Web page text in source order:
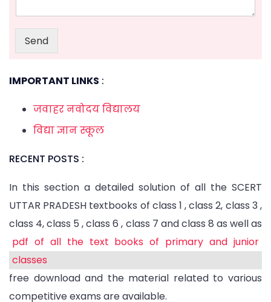
Send
IMPORTANT LINKS :
जवाहर नवोदय विद्यालय
विद्या ज्ञान स्कूल
RECENT POSTS :
In this section a detailed solution of all the SCERT
UTTAR PRADESH textbooks of class 1 , class 2, class 3 ,
class 4, class 5 , class 6 , class 7 and class 8 as well as
pdf of all the text books of primary and junior
classes
free download and the material related to various
competitive exams are available.